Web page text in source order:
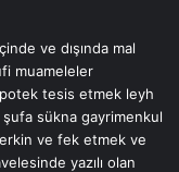
ve dışında mal
muameleler
tesis etmek leyh
sükna gayrimenkul
ve fek etmek ve
yazılı olan